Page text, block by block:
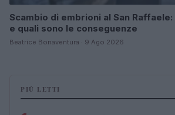
Scambio di embrioni al San
e quali sono le conseguenze
Beatrice Bonaventura · 9 Ago 2026
PIÙ LETTI